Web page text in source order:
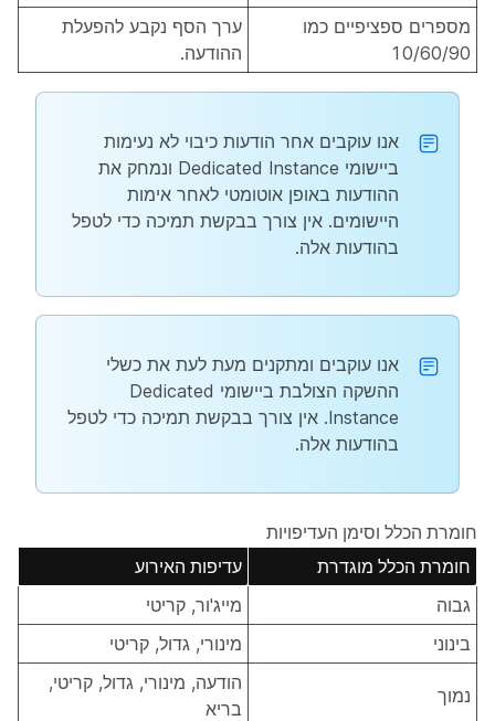
מספרים ספציפיים כמו
10/60/90
ערך הסף נקבע להפעלת
ההודעה.
אנו עוקבים אחר הודעות כיבוי לא נעימות
ביישומי Dedicated Instance ונמחק את
ההודעות באופן אוטומטי לאחר אימות
היישומים. אין צורך בבקשת תמיכה כדי לטפל
בהודעות אלה.
אנו עוקבים ומתקנים מעת לעת את כשלי
ההשקה הצולבת ביישומי Dedicated
Instance. אין צורך בבקשת תמיכה כדי לטפל
בהודעות אלה.
חומרת הכלל וסימן העדיפויות
חומרת הכלל מוגדרת
עדיפות האירוע
גבוה
מייג'ור, קריטי
בינוני
מינורי, גדול, קריטי
נמוך
הודעה, מינורי, גדול, קריטי,
בריא